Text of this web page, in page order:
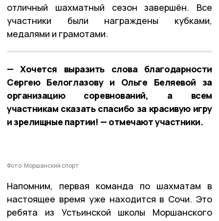
отличный шахматный сезон завершён. Все
участники были награждены кубками,
медалями и грамотами.
— Хочется выразить слова благодарности
Сергею Белоглазову и Ольге Беляевой за
организацию соревнований, а всем
участникам сказать спасибо за красивую игру
и зрелищные партии! — отмечают участники.
Фото: Моршанский спорт
Напомним, первая команда по шахматам в
настоящее время уже находится в Сочи. Это
ребята из Устьинской школы Моршанского